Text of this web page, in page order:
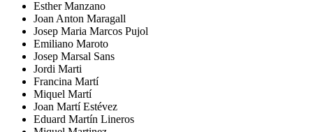
Esther Manzano
Joan Anton Maragall
Josep Maria Marcos Pujol
Emiliano Maroto
Josep Marsal Sans
Jordi Marti
Francina Martí
Miquel Martí
Joan Martí Estévez
Eduard Martín Lineros